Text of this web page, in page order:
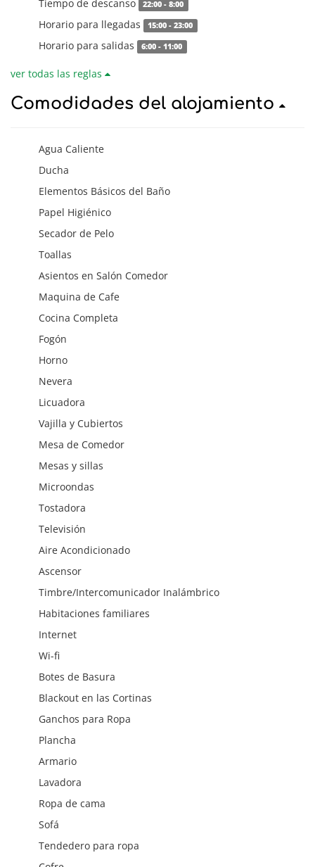
Tiempo de descanso 22:00 - 8:00
Horario para llegadas 15:00 - 23:00
Horario para salidas 6:00 - 11:00
ver todas las reglas
Comodidades del alojamiento
Agua Caliente
Ducha
Elementos Básicos del Baño
Papel Higiénico
Secador de Pelo
Toallas
Asientos en Salón Comedor
Maquina de Cafe
Cocina Completa
Fogón
Horno
Nevera
Licuadora
Vajilla y Cubiertos
Mesa de Comedor
Mesas y sillas
Microondas
Tostadora
Televisión
Aire Acondicionado
Ascensor
Timbre/Intercomunicador Inalámbrico
Habitaciones familiares
Internet
Wi-fi
Botes de Basura
Blackout en las Cortinas
Ganchos para Ropa
Plancha
Armario
Lavadora
Ropa de cama
Sofá
Tendedero para ropa